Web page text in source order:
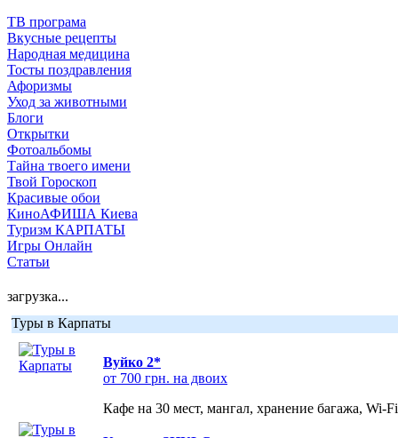
ТВ програма
Вкусные рецепты
Народная медицина
Тосты поздравления
Афоризмы
Уход за животными
Блоги
Открытки
Фотоальбомы
Тайна твоего имени
Твой Гороскоп
Красивые обои
КиноАФИША Киева
Туризм КАРПАТЫ
Игры Онлайн
Статьи
загрузка...
Туры в Карпаты
Вуйко 2*
от 700 грн. на двоих
Кафе на 30 мест, мангал, хранение багажа, Wi-